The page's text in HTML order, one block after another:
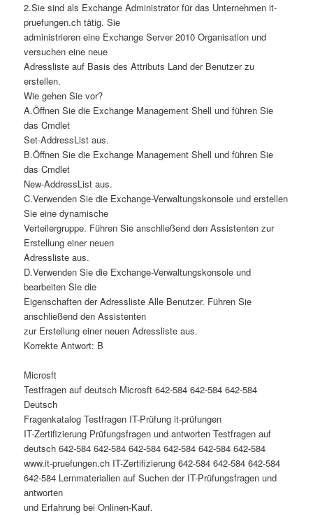
2.Sie sind als Exchange Administrator für das Unternehmen it-
pruefungen.ch tätig. Sie
administrieren eine Exchange Server 2010 Organisation und
versuchen eine neue
Adressliste auf Basis des Attributs Land der Benutzer zu
erstellen.
Wie gehen Sie vor?
A.Öffnen Sie die Exchange Management Shell und führen Sie
das Cmdlet
Set-AddressList aus.
B.Öffnen Sie die Exchange Management Shell und führen Sie
das Cmdlet
New-AddressList aus.
C.Verwenden Sie die Exchange-Verwaltungskonsole und erstellen
Sie eine dynamische
Verteilergruppe. Führen Sie anschließend den Assistenten zur
Erstellung einer neuen
Adressliste aus.
D.Verwenden Sie die Exchange-Verwaltungskonsole und
bearbeiten Sie die
Eigenschaften der Adressliste Alle Benutzer. Führen Sie
anschließend den Assistenten
zur Erstellung einer neuen Adressliste aus.
Korrekte Antwort: B
Microsft
Testfragen auf deutsch Microsft 642-584 642-584 642-584
Deutsch
Fragenkatalog Testfragen IT-Prüfung it-prüfungen
IT-Zertifizierung Prüfungsfragen und antworten Testfragen auf
deutsch 642-584 642-584 642-584 642-584 642-584 642-584
www.it-pruefungen.ch IT-Zertifizierung 642-584 642-584 642-584
642-584 Lernmaterialien auf Suchen der IT-Prüfungsfragen und
antworten
und Erfahrung bei Onlinen-Kauf.